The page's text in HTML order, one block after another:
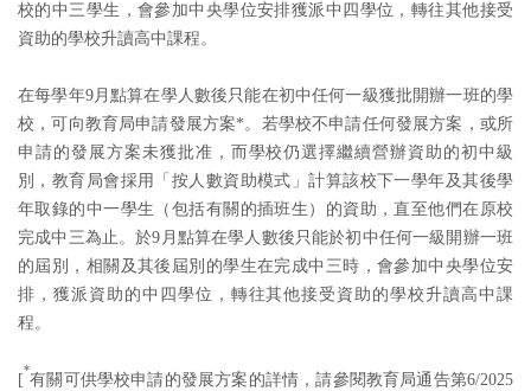
校的中三學生，會參加中央學位安排獲派中四學位，轉往其他接受
資助的學校升讀高中課程。
在每學年9月點算在學人數後只能在初中任何一級獲批開辦一班的學
校，可向教育局申請發展方案*。若學校不申請任何發展方案，或所
申請的發展方案未獲批准，而學校仍選擇繼續營辦資助的初中級
別，教育局會採用「按人數資助模式」計算該校下一學年及其後學
年取錄的中一學生（包括有關的插班生）的資助，直至他們在原校
完成中三為止。於9月點算在學人數後只能於初中任何一級開辦一班
的屆別，相關及其後屆別的學生在完成中三時，會參加中央學位安
排，獲派資助的中四學位，轉往其他接受資助的學校升讀高中課
程。
[
*
有關可供學校申請的發展方案的詳情，請參閱教育局通告第6/2025